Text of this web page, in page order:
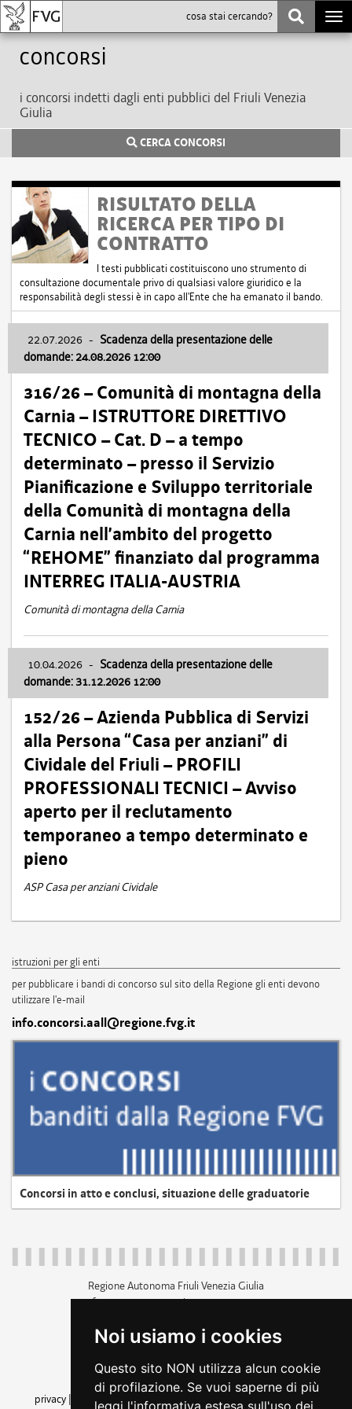
Noi usiamo i cookies
Questo sito NON utilizza alcun cookie
di profilazione. Se vuoi saperne di più
leggi l'informativa estesa sull'uso dei
Concorsi
i concorsi indetti dagli enti pubblici del Friuli Venezia
Giulia
CERCA CONCORSI
RISULTATO DELLA
RICERCA PER TIPO DI
CONTRATTO
I testi pubblicati costituiscono uno strumento di
consultazione documentale privo di qualsiasi valore giuridico e la
responsabilità degli stessi è in capo all'Ente che ha emanato il bando.
22.07.2026 - Scadenza della presentazione delle
domande: 24.08.2026 12:00
316/26 – Comunità di montagna della
Carnia – ISTRUTTORE DIRETTIVO
TECNICO – Cat. D – a tempo
determinato – presso il Servizio
Pianificazione e Sviluppo territoriale
della Comunità di montagna della
Carnia nell’ambito del progetto
“REHOME” finanziato dal programma
INTERREG ITALIA-AUSTRIA
Comunità di montagna della Carnia
10.04.2026 - Scadenza della presentazione delle
domande: 31.12.2026 12:00
152/26 – Azienda Pubblica di Servizi
alla Persona “Casa per anziani” di
Cividale del Friuli – PROFILI
PROFESSIONALI TECNICI – Avviso
aperto per il reclutamento
temporaneo a tempo determinato e
pieno
ASP Casa per anziani Cividale
istruzioni per gli enti
per pubblicare i bandi di concorso sul sito della Regione gli enti devono
utilizzare l'e-mail
info.concorsi.aall@regione.fvg.it
Concorsi in atto e conclusi, situazione delle graduatorie
Regione Autonoma Friuli Venezia Giulia
c.f. 80014930327; p.iva 00526040324
+39 040 3771111
amministrazione trasparente
privacy
cookie |note legali accessibilità
dichiarazione di